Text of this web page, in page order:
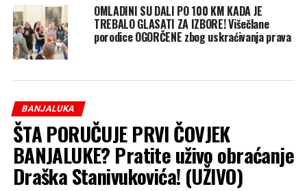
OMLADINI SU DALI PO 100 KM KADA JE
TREBALO GLASATI ZA IZBORE! Višečlane
porodice OGORČENE zbog uskraćivanja prava
BANJALUKA
ŠTA PORUČUJE PRVI ČOVJEK
BANJALUKE? Pratite uživo obraćanje
Draška Stanivukovića! (UŽIVO)